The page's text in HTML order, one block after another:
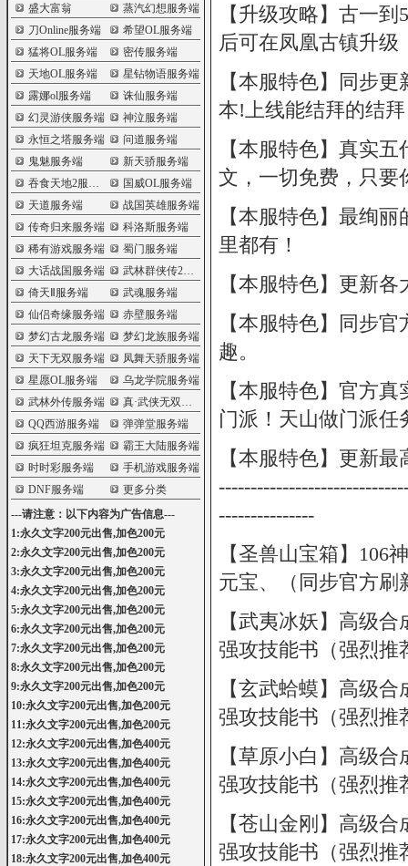
盛大富翁
蒸汽幻想服务端
刀Online服务端
希望OL服务端
猛将OL服务端
密传服务端
天地OL服务端
星钻物语服务端
露娜ol服务端
诛仙服务端
幻灵游侠服务端
神泣服务端
永恒之塔服务端
问道服务端
鬼魅服务端
新天骄服务端
吞食天地2服务端
国威OL服务端
天道服务端
战国英雄服务端
传奇归来服务端
科洛斯服务端
稀有游戏服务端
蜀门服务端
大话战国服务端
武林群侠传2服务端
倚天Ⅱ服务端
武魂服务端
仙侣奇缘服务端
赤壁服务端
梦幻古龙服务端
梦幻龙族服务端
天下无双服务端
凤舞天骄服务端
星愿OL服务端
乌龙学院服务端
武林外传服务端
真·武侠无双服务端
QQ西游服务端
弹弹堂服务端
疯狂坦克服务端
霸王大陆服务端
时时彩服务端
手机游戏服务端
DNF服务端
更多分类
---请注意：以下内容为广告信息---
1:永久文字200元出售,加色200元
2:永久文字200元出售,加色200元
3:永久文字200元出售,加色200元
4:永久文字200元出售,加色200元
5:永久文字200元出售,加色200元
6:永久文字200元出售,加色200元
7:永久文字200元出售,加色200元
8:永久文字200元出售,加色200元
9:永久文字200元出售,加色200元
10:永久文字200元出售,加色200元
11:永久文字200元出售,加色200元
12:永久文字200元出售,加色400元
13:永久文字200元出售,加色400元
14:永久文字200元出售,加色400元
15:永久文字200元出售,加色400元
16:永久文字200元出售,加色400元
17:永久文字200元出售,加色400元
18:永久文字200元出售,加色400元
【升级攻略】古一
后可在凤凰古镇升级
【本服特色】同步
本!上线能结拜的结
【本服特色】真实
文，一切免费，只要
【本服特色】最绚
里都有！
【本服特色】更新
【本服特色】同步
趣。
【本服特色】官方
门派！天山做门派任
【本服特色】更新
---------------
【圣兽山宝箱】106
元宝、（同步官方刷
【武夷冰妖】高级
强攻技能书（强烈推
【玄武蛤蟆】高级
强攻技能书（强烈推
【草原小白】高级
强攻技能书（强烈推
【苍山金刚】高级
强攻技能书（强烈推